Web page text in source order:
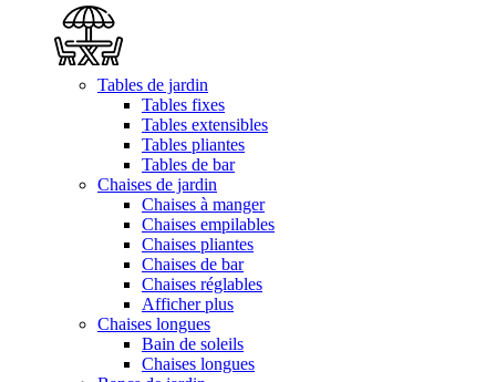
Tables de jardin
Tables fixes
Tables extensibles
Tables pliantes
Tables de bar
Chaises de jardin
Chaises à manger
Chaises empilables
Chaises pliantes
Chaises de bar
Chaises réglables
Afficher plus
Chaises longues
Bain de soleils
Chaises longues